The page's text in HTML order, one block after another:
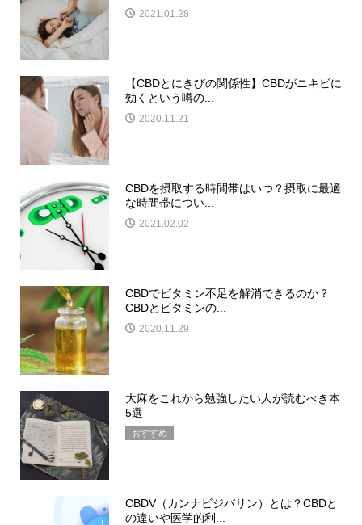
2021.01.28
【CBDとにきびの関係性】CBDがニキビに
効くという噂の...
2020.11.21
CBDを摂取する時間帯はいつ？摂取に最適
な時間帯につい...
2021.02.02
CBDでビタミン不足を解消できるのか？
CBDとビタミンの...
2020.11.29
大麻をこれから勉強したい人が読むべき本
5選
おすすめ
CBDV（カンナビジバリン）とは？CBDと
の違いや医学的利...